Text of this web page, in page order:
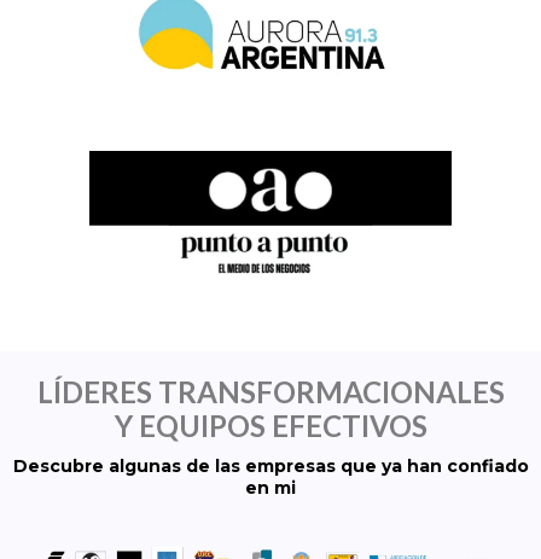
LÍDERES TRANSFORMACIONALES
Y EQUIPOS EFECTIVOS
Descubre algunas de las empresas que ya han confiado
en mi